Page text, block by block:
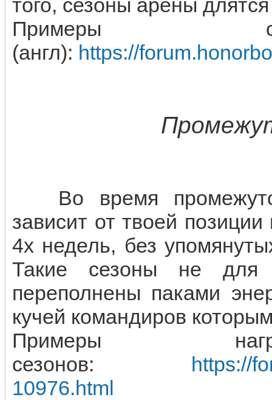
того, сезоны арены
Примеры
(англ): https://
Во время
зависит от твоей
4х недель, без
Такие сезоны не для
переполнены паками
кучей командиров
Примеры
сезонов: https://
10976.html